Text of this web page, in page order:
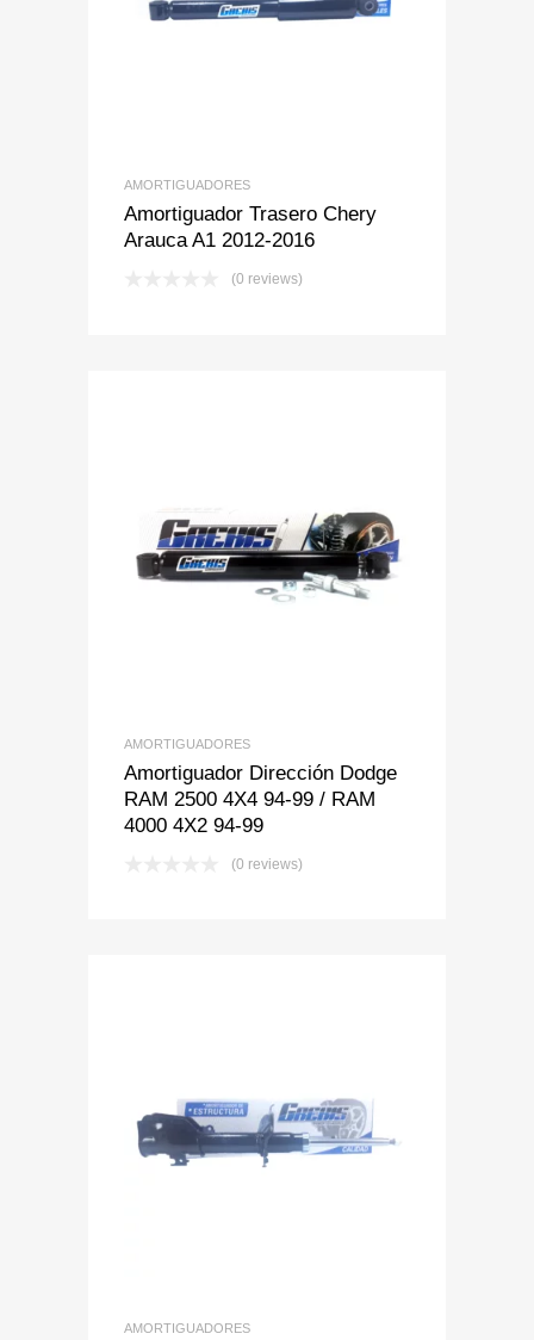
AMORTIGUADORES
Amortiguador Trasero Chery
Arauca A1 2012-2016
(0 reviews)
Add to Wishlist
Add to Compare
AMORTIGUADORES
Amortiguador Dirección Dodge
RAM 2500 4X4 94-99 / RAM
4000 4X2 94-99
(0 reviews)
Add to Wishlist
Add to Compare
AMORTIGUADORES